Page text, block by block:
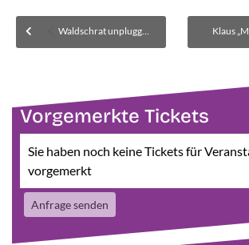
Waldschrat unplugged – Ausverkauft. Warteliste für Kartenrückgaben Klaus
Vorgemerkte Tickets
Sie haben noch keine Tickets für
vorgemerkt
Anfrage senden